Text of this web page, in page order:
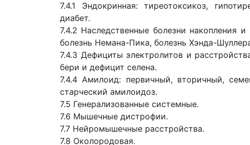
7.4.1 Эндокринная: тиреотоксикоз,
диабет.
7.4.2 Наследственные болезни накопления
болезнь Немана-Пика, болезнь Хэнда-
7.4.3 Дефициты электролитов и
бери и дефицит селена.
7.4.4 Амилоид: первичный, вторичный,
старческий амилоидоз.
7.5 Генерализованные системные.
7.6 Мышечные дистрофии.
7.7 Нейромышечные расстройства.
7.8 Околородовая.